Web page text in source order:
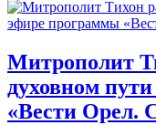
Митрополит
духовном
«Вести Орел.